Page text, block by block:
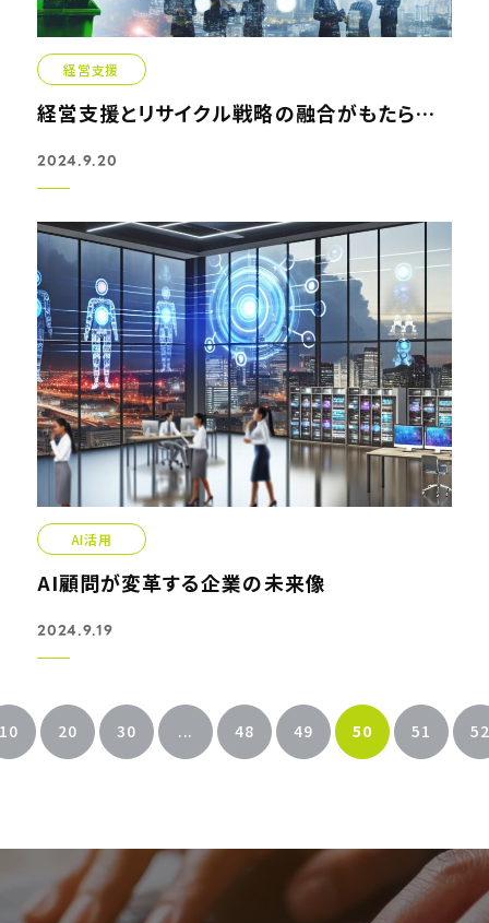
経営支援
経営支援とリサイクル戦略の融合がもたらす未来
2024.9.20
AI活用
AI顧問が変革する企業の未来像
2024.9.19
10 20 30 ... 48 49 50 51 52